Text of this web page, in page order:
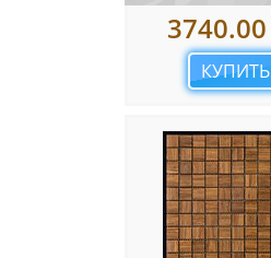
3740.00
КУПИТЬ